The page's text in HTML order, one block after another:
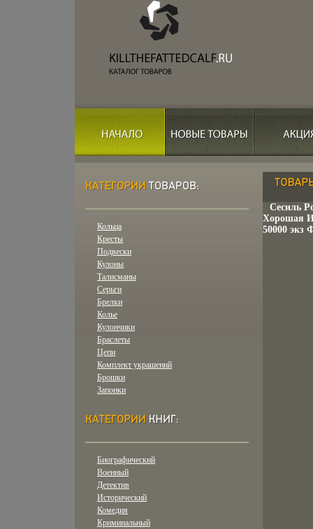
Кольца
Кресты
Подвески
Кулоны
Талисманы
Серьги
Брелки
Колье
Кулончики
Браслеты
Цепи
Комплект украшений
Брошки
Запонки
Биографический
Военный
Детектив
Исторический
Комедия
Криминальный
Сесиль
Хорошая
50000 экз